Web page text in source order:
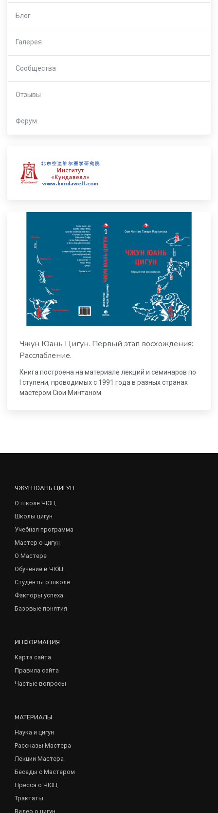
Блог
Галерея
Сообщества
Отзывы
Форум
Чжун Юань Цигун. Первый этап восхождения:
Расслабление.
Книга построена на материале лекций и семинаров по
I ступени, проводимых с 1991 года в разных странах
мастером Сюи Минтаном.
ЧЖУН ЮАНЬ ЦИГУН
О школе ЧЮЦ
Школы цигун
Учебная программа
Мастер о цигун
О Мастере
Обучение в ЧЮЦ
Студенты о школе
Факторы успеха
Базовые понятия
ИНФОРМАЦИЯ
Карта сайта
Правила сайта
Частые вопросы
МАТЕРИАЛЫ
Наука и цигун
Рассказы Мастера
Лекции Мастера
Беседы с Мастером
Пресса о ЧЮЦ
Трактаты
Видео о цигун